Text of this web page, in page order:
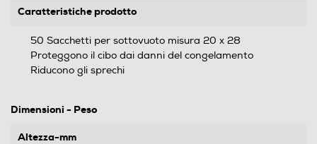
Caratteristiche prodotto
50 Sacchetti per sottovuoto misura 20 x 28
Proteggono il cibo dai danni del congelamento
Riducono gli sprechi
Dimensioni - Peso
Altezza-mm